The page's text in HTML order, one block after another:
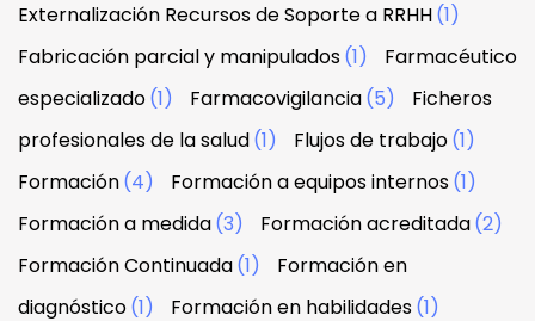
Externalización Recursos de Soporte a RRHH(1)
Fabricación parcial y manipulados(1)
Farmacéutico
especializado(1) Farmacovigilancia(5)
Ficheros
profesionales de la salud(1) Flujos de trabajo(1)
Formación(4) Formación a equipos internos(1)
Formación a medida(3) Formación acreditada(2)
Formación Continuada(1)
Formación en
diagnóstico(1) Formación en habilidades(1)